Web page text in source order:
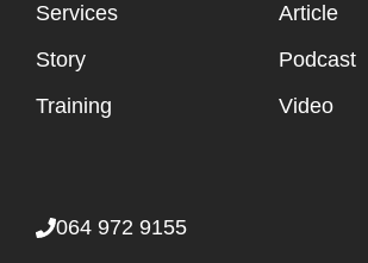
Services
Story
Training
Article
Podcast
Video
064 972 9155